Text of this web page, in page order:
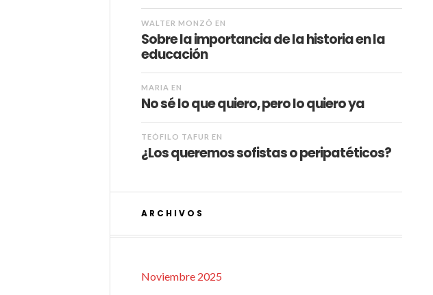
WALTER MONZÓ EN
Sobre la importancia de la historia en la
educación
MARIA EN
No sé lo que quiero, pero lo quiero ya
TEÓFILO TAFUR EN
¿Los queremos sofistas o peripatéticos?
ARCHIVOS
Noviembre 2025